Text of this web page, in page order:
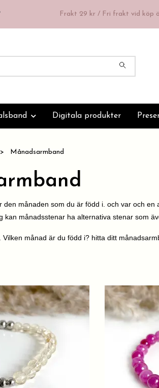
Frakt 29 kr / Fri frakt vid köp
Digitala produkter
Månadsarmband
månaden som du är född i. och var och en
månadsstenar ha alternativa stenar som
månad är du född i? hitta ditt